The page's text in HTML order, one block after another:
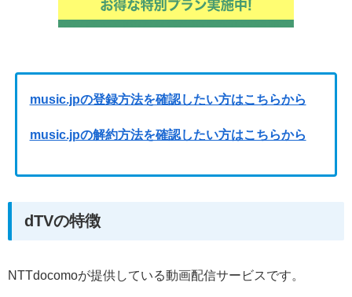
music.jpの登録方法を確認したい方はこちらから
music.jpの解約方法を確認したい方はこちらから
dTVの特徴
NTTdocomoが提供している動画配信サービスです。